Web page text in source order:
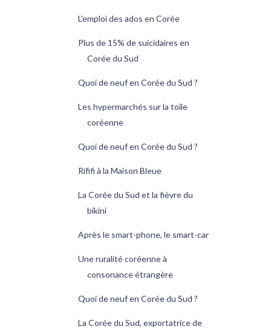
L'emploi des ados en Corée
Plus de 15% de suicidaires en
Corée du Sud
Quoi de neuf en Corée du Sud ?
Les hypermarchés sur la toile
coréenne
Quoi de neuf en Corée du Sud ?
Rififi à la Maison Bleue
La Corée du Sud et la fièvre du
bikini
Après le smart-phone, le smart-car
Une ruralité coréenne à
consonance étrangère
Quoi de neuf en Corée du Sud ?
La Corée du Sud, exportatrice de